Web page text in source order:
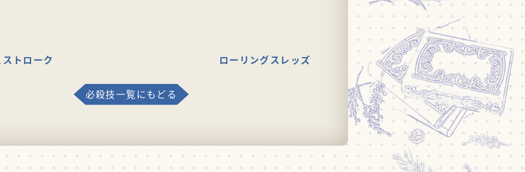
トローク ローリングスレッズ
必殺技一覧にもどる